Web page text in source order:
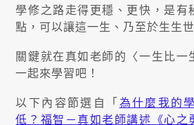
學修之路走得更穩、更快，是有
點，可以讓這一生、乃至於生生
關鍵就在真如老師的〈一生比一
一起來學習吧！
以下內容節選自「 為什麼我的
低？福智－真如老師講述《心之